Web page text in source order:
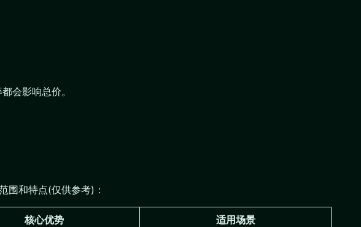
会影响总价。
围和特点(仅供参考)：
核心优势 适用场景